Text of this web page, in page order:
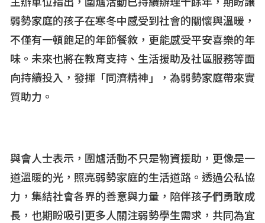
主辦單位指出，圍爐活動已持續辦理十餘年，期盼讓
弱勢家庭的孩子在寒冬中感受到社會的關懷與溫暖，
不僅有一頓飽足的年節餐敘，更能感受平安喜樂的年
味。未來也將在教育支持、生活援助及社區服務等面
向持續投入，發揮「同濟精神」，為弱勢家庭帶來實
質助力。
與會人士表示，圍爐活動不只是物資援助，更像是一
道溫暖的光，照亮弱勢家庭的生活道路。透過公私協
力，集結社會各界的善意與力量，陪伴孩子們勇敢成
長，也期盼吸引更多人關注弱勢學生需求，共同為宜